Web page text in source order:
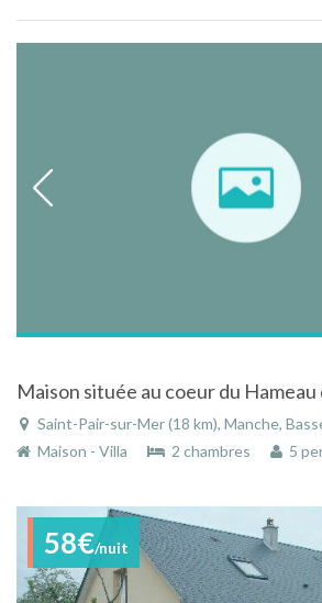
Saint-Pair-sur-Mer (18 km), Manche, Basse-
Maison - Villa
2 chambres 5
58€/nuit